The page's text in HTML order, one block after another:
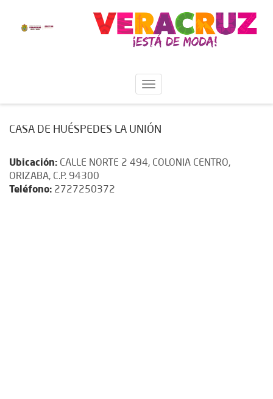
CASA DE HUÉSPEDES LA UNIÓN
Ubicación: CALLE NORTE 2 494, COLONIA CENTRO,
ORIZABA, C.P. 94300
Teléfono: 2727250372